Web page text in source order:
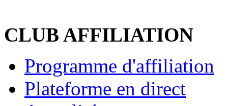
CLUB AFFILIATION
Programme d'affiliation
Plateforme en direct